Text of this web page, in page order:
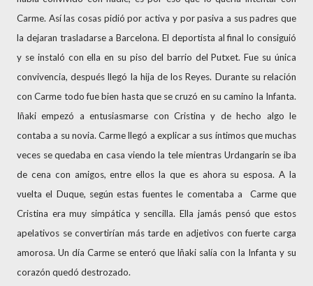
Carme. Así las cosas pidió por activa y por pasiva a sus padres que
la dejaran trasladarse a Barcelona. El deportista al final lo consiguió
y se instaló con ella en su piso del barrio del Putxet. Fue su única
convivencia, después llegó la hija de los Reyes. Durante su relación
con Carme todo fue bien hasta que se cruzó en su camino la Infanta.
Iñaki empezó a entusiasmarse con Cristina y de hecho algo le
contaba a su novia. Carme llegó a explicar a sus íntimos que muchas
veces se quedaba en casa viendo la tele mientras Urdangarin se iba
de cena con amigos, entre ellos la que es ahora su esposa. A la
vuelta el Duque, según estas fuentes le comentaba a Carme que
Cristina era muy simpática y sencilla. Ella jamás pensó que estos
apelativos se convertirían más tarde en adjetivos con fuerte carga
amorosa. Un día Carme se enteró que Iñaki salía con la Infanta y su
corazón quedó destrozado.